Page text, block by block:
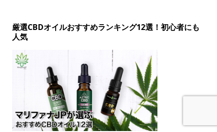
厳選CBDオイルおすすめランキング12選！初心者にも
人気